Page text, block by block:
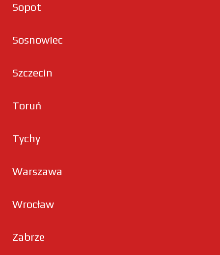
Sopot
Sosnowiec
Szczecin
Toruń
Tychy
Warszawa
Wrocław
Zabrze